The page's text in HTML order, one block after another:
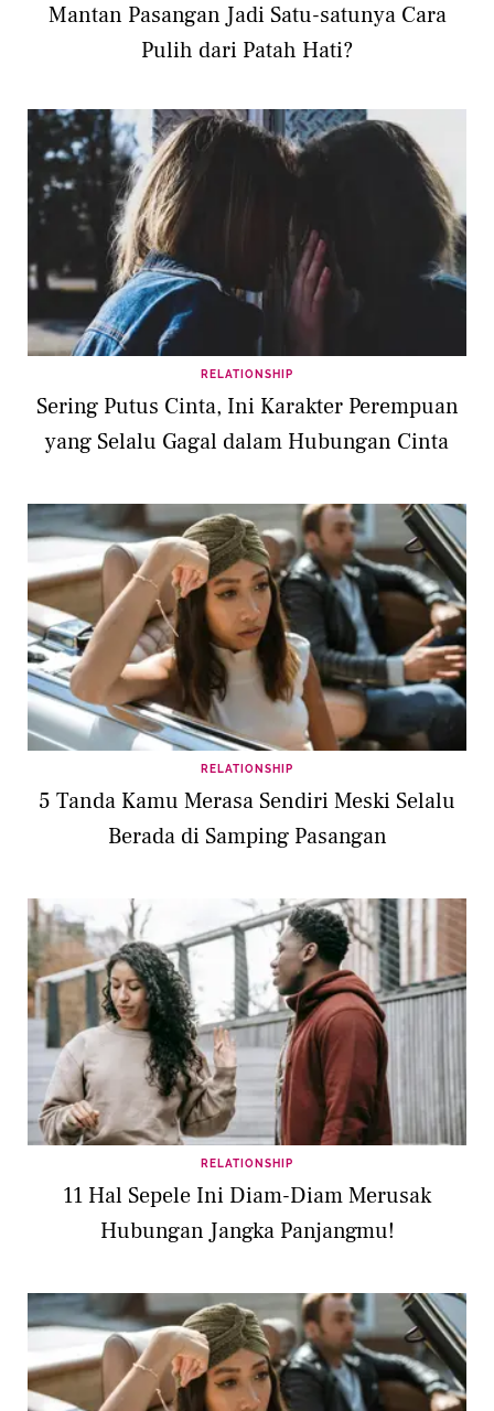
Mantan Pasangan Jadi Satu-satunya Cara
Pulih dari Patah Hati?
RELATIONSHIP
Sering Putus Cinta, Ini Karakter Perempuan
yang Selalu Gagal dalam Hubungan Cinta
RELATIONSHIP
5 Tanda Kamu Merasa Sendiri Meski Selalu
Berada di Samping Pasangan
RELATIONSHIP
11 Hal Sepele Ini Diam-Diam Merusak
Hubungan Jangka Panjangmu!